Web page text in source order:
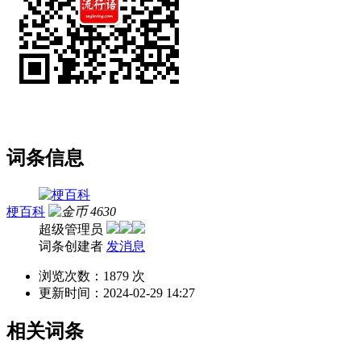
词条信息
梗百科
4630
超级管理员
词条创建者 发消息
浏览次数： 1879 次
更新时间： 2024-02-29 14:27
相关词条